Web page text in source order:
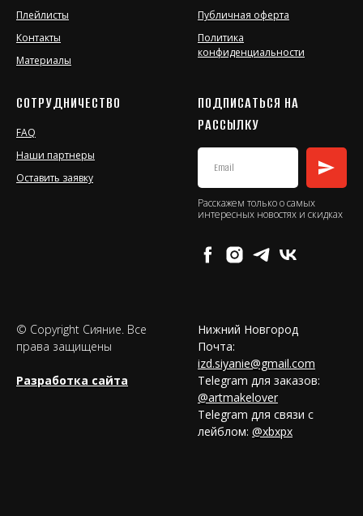
Плейлисты
Контакты
Материалы
Публичная оферта
Политика
конфиденциальности
СОТРУДНИЧЕСТВО
FAQ
Наши партнеры
Оставить заявку
ПОДПИСАТЬСЯ НА
РАССЫЛКУ
Расскажем только о самых
интересных новостях и скидках
© Copyright Сияние. Все
права защищены
Разработка сайта
Нижний Новгород
Почта:
izd.siyanie@gmail.com
Telegram для заказов:
@artmakelover
Telegram для связи с
лейблом: @xbxpx